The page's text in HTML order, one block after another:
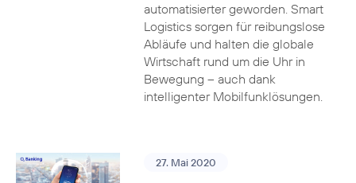
automatisierter geworden. Smart
Logistics sorgen für reibungslose
Abläufe und halten die globale
Wirtschaft rund um die Uhr in
Bewegung – auch dank
intelligenter Mobilfunklösungen.
27. Mai 2020